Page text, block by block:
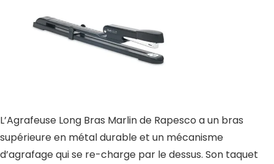
L’Agrafeuse Long Bras Marlin de Rapesco a un bras
supérieure en métal durable et un mécanisme
d’agrafage qui se re-charge par le dessus. Son taquet